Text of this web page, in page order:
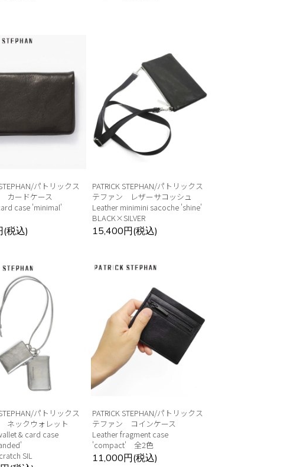
パトリックス
カードケース
case 'minimal'
税込)
PATRICK STEPHAN/パトリックス
テファン レザーサコッシュ
Leather minimini sacoche 'shine'
BLACK×SILVER
15,400円(税込)
パトリックス
ネックウォレット
& card case
SIL
PATRICK STEPHAN/パトリックス
テファン コインケース
Leather fragment case
'compact' 全2色
11,000円(税込)